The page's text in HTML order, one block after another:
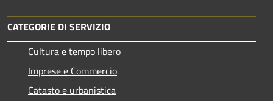
CATEGORIE DI SERVIZIO
Cultura e tempo libero
Imprese e Commercio
Catasto e urbanistica